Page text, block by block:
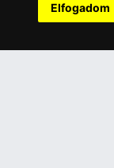
Elfogadom
Szolgáltatásaink